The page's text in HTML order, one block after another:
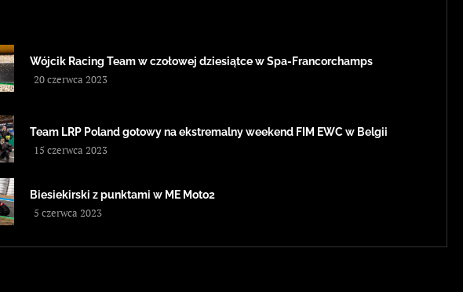
Wójcik Racing Team w czołowej dziesiątce w Spa-Francorchamps
20 czerwca 2023
Team LRP Poland gotowy na ekstremalny weekend FIM EWC w Belgii
15 czerwca 2023
Biesiekirski z punktami w ME Moto2
5 czerwca 2023